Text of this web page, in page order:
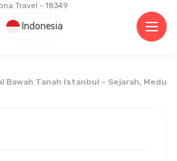
Travel - 18349
Indonesia
Bawah Tanah Istanbul – Sejarah,